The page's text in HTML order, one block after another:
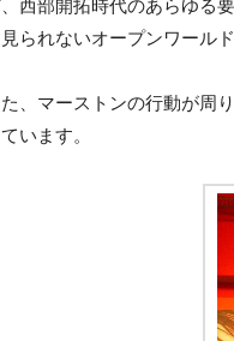
、西部開拓時代のあらゆる
られないオープンワール
た、マーストンの行動が周
います。